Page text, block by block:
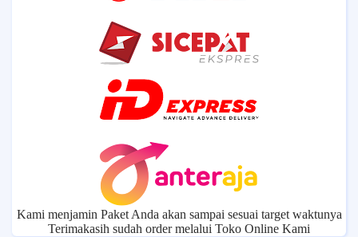
Kami menjamin Paket Anda akan sampai sesuai target waktunya
Terimakasih sudah order melalui Toko Online Kami